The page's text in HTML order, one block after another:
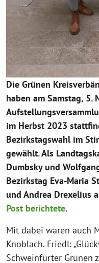
Die Grünen
haben am Samstag, 5.
im Herbst 2023
Bezirkstagswahl im
gewählt. Als
Dumbsky und
Bezirkstag Eva-Maria
und Andrea Drexelius
Post berichtete.
Mit dabei waren auch
Knoblach. Friedl:
Schweinfurter Grünen